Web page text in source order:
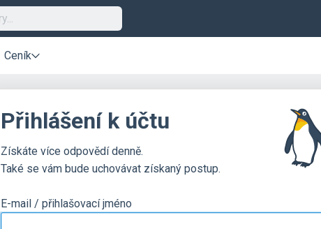
Ceník
Přihlášení k účtu
Získáte více odpovědí denně.
Také se vám bude uchovávat získaný postup.
E-mail / přihlašovací jméno